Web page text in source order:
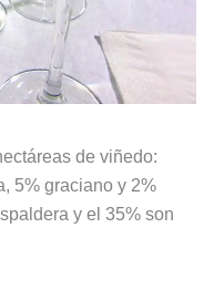
de viñedo:
5% graciano y 2%
y el 35% son